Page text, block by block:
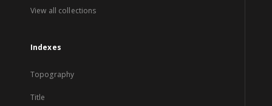
View all collections
Indexes
Topography
Title